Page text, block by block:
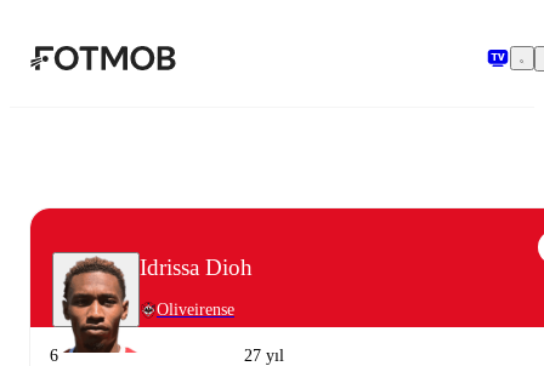
Idrissa Dioh
Oliveirense
6 27 yıl